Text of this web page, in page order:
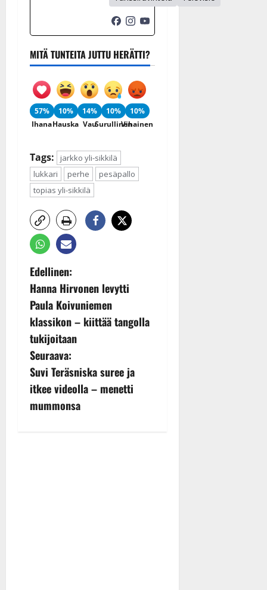
MITÄ TUNTEITA JUTTU HERÄTTI?
57%
Ihana
10%
Hauska
14%
Vau
10%
Surullinen
10%
Vihainen
Tags:
jarkko yli-sikkilä
lukkari
perhe
pesäpallo
topias yli-sikkilä
P
o
s
t
n
a
Edellinen:
Hanna Hirvonen levytti
Paula Koivuniemen
klassikon – kiittää tangolla
tukijoitaan
Seuraava:
Suvi Teräsniska suree ja
itkee videolla – menetti
mummonsa